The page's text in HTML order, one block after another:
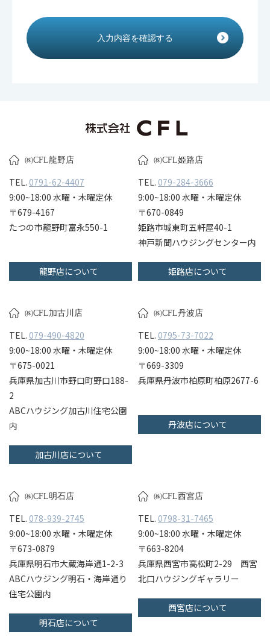
㈱CFL龍野店
TEL. 0791-62-4407
9:00~18:00 水曜・木曜定休
〒679-4167
たつの市龍野町富永550-1
龍野店について
㈱CFL姫路店
TEL. 079-284-3666
9:00~18:00 水曜・木曜定休
〒670-0849
姫路市城東町五軒屋40-1
神戸新聞ハウジングセンター内
姫路店について
㈱CFL加古川店
TEL. 079-490-4820
9:00~18:00 水曜・木曜定休
〒675-0021
兵庫県加古川市野口町野口188-
2
ABCハウジング加古川住宅公園
内
加古川店について
㈱CFL丹波店
TEL. 0795-73-7022
9:00~18:00 水曜・木曜定休
〒669-3309
兵庫県丹波市柏原町柏原2677-6
丹波店について
㈱CFL明石店
TEL. 078-939-2745
9:00~18:00 水曜・木曜定休
〒673-0879
兵庫県明石市大蔵海岸通1-2-3
ABCハウジング明石・海岸通り
住宅公園内
明石店について
㈱CFL西宮店
TEL. 0798-31-7465
9:00~18:00 水曜・木曜定休
〒663-8204
兵庫県西宮市高松町2-29 西宮
北口ハウジングギャラリー
西宮店について